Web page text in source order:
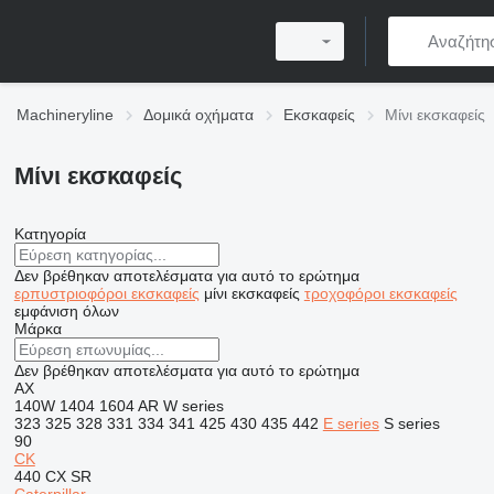
Machineryline Δομικά οχήματα Εκσκαφείς Μίνι εκσκαφείς
Μίνι εκσκαφείς
Κατηγορία
Δεν βρέθηκαν αποτελέσματα για αυτό το ερώτημα
ερπυστριοφόροι εκσκαφείς μίνι εκσκαφείς τροχοφόροι εκσκαφείς
εμφάνιση όλων
Μάρκα
Δεν βρέθηκαν αποτελέσματα για αυτό το ερώτημα
AX
140W 1404 1604 AR W series
323 325 328 331 334 341 425 430 435 442 E series S series
90
CK
440 CX SR